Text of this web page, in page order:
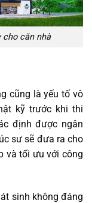
cho căn nhà
cũng là yếu tố vô
kỹ trước khi thi
định được ngân
sư sẽ đưa ra cho
và tối ưu với công
sinh không đáng